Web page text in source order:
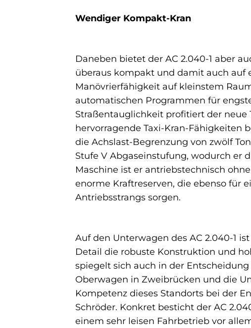
Wendiger Kompakt-Kran
Daneben bietet der AC 2.040-1 aber
überaus kompakt und damit auch auf
Manövrierfähigkeit auf kleinstem
automatischen Programmen für
Straßentauglichkeit profitiert der
hervorragende Taxi-Kran-Fähigkeiten
die Achslast-Begrenzung von zwölf
Stufe V Abgaseinstufung, wodurch er
Maschine ist er antriebstechnisch
enorme Kraftreserven, die ebenso für
Antriebsstrangs sorgen.
Auf den Unterwagen des AC 2.040-1
Detail die robuste Konstruktion und
spiegelt sich auch in der
Oberwagen in Zweibrücken und die
Kompetenz dieses Standorts bei der
Schröder. Konkret besticht der AC
einem sehr leisen Fahrbetrieb vor